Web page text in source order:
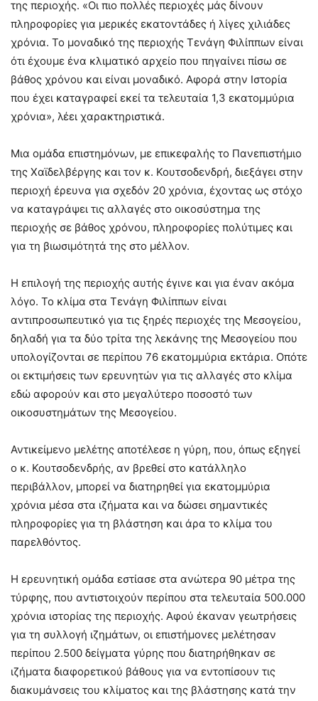
της περιοχής. «Οι πιο πολλές περιοχές μάς δίνουν
πληροφορίες για μερικές εκατοντάδες ή λίγες χιλιάδες
χρόνια. Το μοναδικό της περιοχής Τενάγη Φιλίππων είναι
ότι έχουμε ένα κλιματικό αρχείο που πηγαίνει πίσω σε
βάθος χρόνου και είναι μοναδικό. Αφορά στην Ιστορία
που έχει καταγραφεί εκεί τα τελευταία 1,3 εκατομμύρια
χρόνια», λέει χαρακτηριστικά.
Μια ομάδα επιστημόνων, με επικεφαλής το Πανεπιστήμιο
της Χαϊδελβέργης και τον κ. Κουτσοδενδρή, διεξάγει στην
περιοχή έρευνα για σχεδόν 20 χρόνια, έχοντας ως στόχο
να καταγράψει τις αλλαγές στο οικοσύστημα της
περιοχής σε βάθος χρόνου, πληροφορίες πολύτιμες και
για τη βιωσιμότητά της στο μέλλον.
Η επιλογή της περιοχής αυτής έγινε και για έναν ακόμα
λόγο. Το κλίμα στα Τενάγη Φιλίππων είναι
αντιπροσωπευτικό για τις ξηρές περιοχές της Μεσογείου,
δηλαδή για τα δύο τρίτα της λεκάνης της Μεσογείου που
υπολογίζονται σε περίπου 76 εκατομμύρια εκτάρια. Οπότε
οι εκτιμήσεις των ερευνητών για τις αλλαγές στο κλίμα
εδώ αφορούν και στο μεγαλύτερο ποσοστό των
οικοσυστημάτων της Μεσογείου.
Αντικείμενο μελέτης αποτέλεσε η γύρη, που, όπως εξηγεί
ο κ. Κουτσοδενδρής, αν βρεθεί στο κατάλληλο
περιβάλλον, μπορεί να διατηρηθεί για εκατομμύρια
χρόνια μέσα στα ιζήματα και να δώσει σημαντικές
πληροφορίες για τη βλάστηση και άρα το κλίμα του
παρελθόντος.
Η ερευνητική ομάδα εστίασε στα ανώτερα 90 μέτρα της
τύρφης, που αντιστοιχούν περίπου στα τελευταία 500.000
χρόνια ιστορίας της περιοχής. Αφού έκαναν γεωτρήσεις
για τη συλλογή ιζημάτων, οι επιστήμονες μελέτησαν
περίπου 2.500 δείγματα γύρης που διατηρήθηκαν σε
ιζήματα διαφορετικού βάθους για να εντοπίσουν τις
διακυμάνσεις του κλίματος και της βλάστησης κατά την